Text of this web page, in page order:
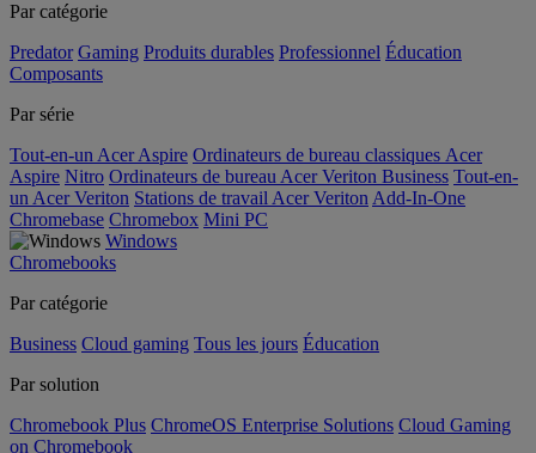
Par catégorie
Predator Gaming Produits durables Professionnel Éducation
Composants
Par série
Tout-en-un Acer Aspire Ordinateurs de bureau classiques Acer
Aspire Nitro Ordinateurs de bureau Acer Veriton Business Tout-en-
un Acer Veriton Stations de travail Acer Veriton Add-In-One
Chromebase Chromebox Mini PC
Windows
Chromebooks
Par catégorie
Business Cloud gaming Tous les jours Éducation
Par solution
Chromebook Plus ChromeOS Enterprise Solutions Cloud Gaming
on Chromebook